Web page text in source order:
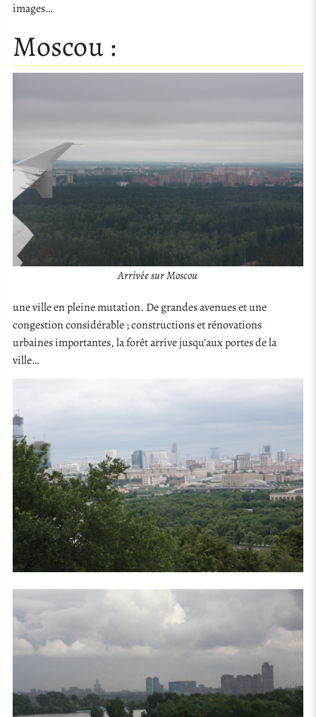
images…
Moscou :
Arrivée sur Moscou
une ville en pleine mutation. De grandes avenues et une
congestion considérable ; constructions et rénovations
urbaines importantes, la forêt arrive jusqu’aux portes de la
ville…